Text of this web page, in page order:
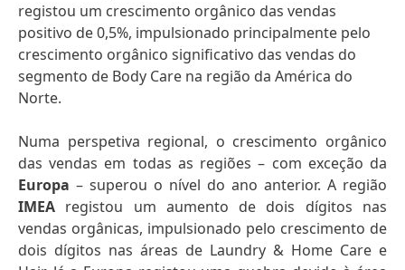
registou um crescimento orgânico das vendas
positivo de 0,5%, impulsionado principalmente pelo
crescimento orgânico significativo das vendas do
segmento de Body Care na região da América do
Norte.
Numa perspetiva regional, o crescimento orgânico
das vendas em todas as regiões – com exceção da
Europa – superou o nível do ano anterior. A região
IMEA registou um aumento de dois dígitos nas
vendas orgânicas, impulsionado pelo crescimento de
dois dígitos nas áreas de Laundry & Home Care e